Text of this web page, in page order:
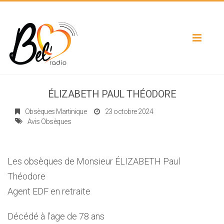
Toggle
ÉLIZABETH PAUL THÉODORE
Obsèques Martinique
23 octobre 2024
Avis Obsèques
Les obsèques de Monsieur ÉLIZABETH Paul
Théodore
Agent EDF en retraite
Décédé à l’age de 78 ans